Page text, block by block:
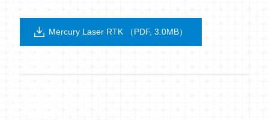
Mercury Laser RTK （PDF, 3.0MB）